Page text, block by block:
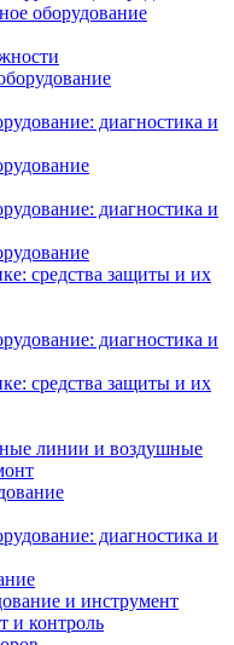
оборудование
диагностика и
диагностика и
средства защиты и их
диагностика и
средства защиты и их
линии и воздушные
диагностика и
и инструмент
и контроль